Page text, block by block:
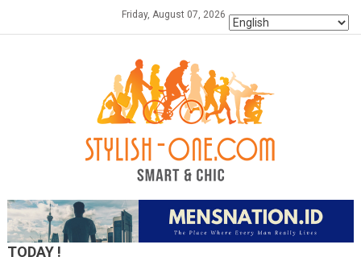
Friday, August 07, 2026
TODAY !